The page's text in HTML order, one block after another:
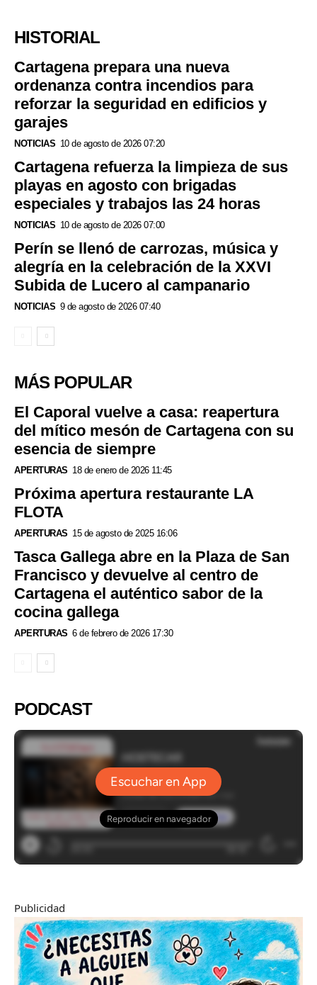
HISTORIAL
Cartagena prepara una nueva
ordenanza contra incendios para
reforzar la seguridad en edificios y
garajes
NOTICIAS 10 de agosto de 2026 07:20
Cartagena refuerza la limpieza de sus
playas en agosto con brigadas
especiales y trabajos las 24 horas
NOTICIAS 10 de agosto de 2026 07:00
Perín se llenó de carrozas, música y
alegría en la celebración de la XXVI
Subida de Lucero al campanario
NOTICIAS 9 de agosto de 2026 07:40
MÁS POPULAR
El Caporal vuelve a casa: reapertura
del mítico mesón de Cartagena con su
esencia de siempre
APERTURAS 18 de enero de 2026 11:45
Próxima apertura restaurante LA
FLOTA
APERTURAS 15 de agosto de 2025 16:06
Tasca Gallega abre en la Plaza de San
Francisco y devuelve al centro de
Cartagena el auténtico sabor de la
cocina gallega
APERTURAS 6 de febrero de 2026 17:30
PODCAST
Publicidad